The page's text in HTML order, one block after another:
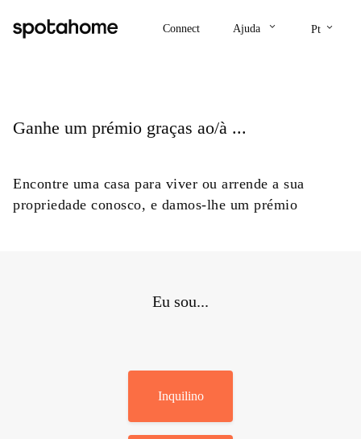
Connect Ajuda keyboard_arrow_down Pt keyboard_arrow_down
Ganhe um prémio graças ao/à ...
Encontre uma casa para viver ou arrende a sua
propriedade conosco, e damos-lhe um prémio
Eu sou...
Inquilino